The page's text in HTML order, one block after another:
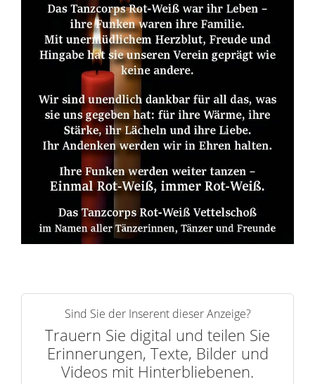
Sind Sie der Inserent dieser Anzeige?
Trauern Sie digital und teilen Sie
Erinnerungen, Texte, Bilder und
Videos mit Hinterbliebenen.